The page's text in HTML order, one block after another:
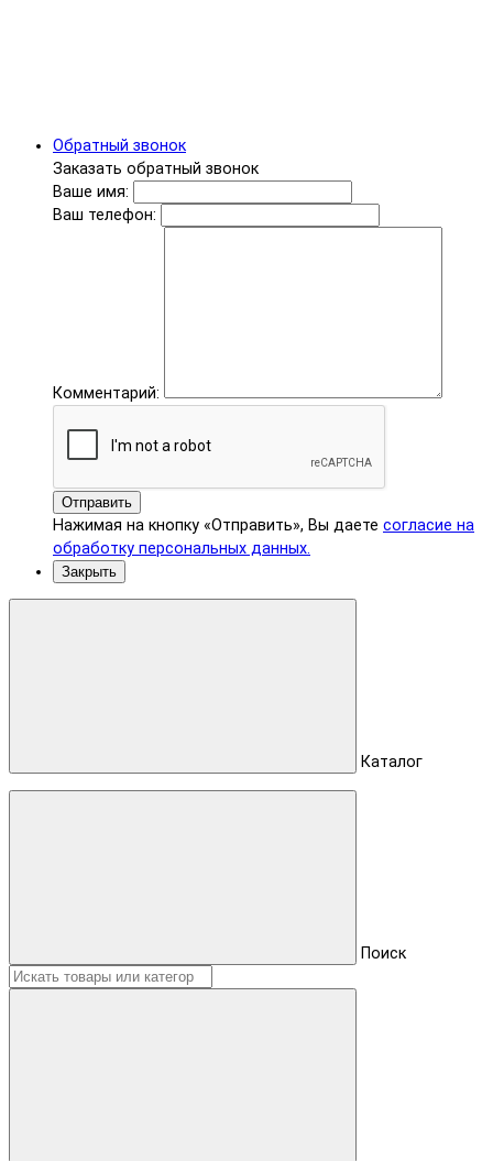
Обратный звонок
Заказать обратный звонок
Ваше имя:
Ваш телефон:
Комментарий:
Отправить
Нажимая на кнопку «Отправить», Вы даете согласие на
обработку персональных данных.
Закрыть
Каталог
Поиск